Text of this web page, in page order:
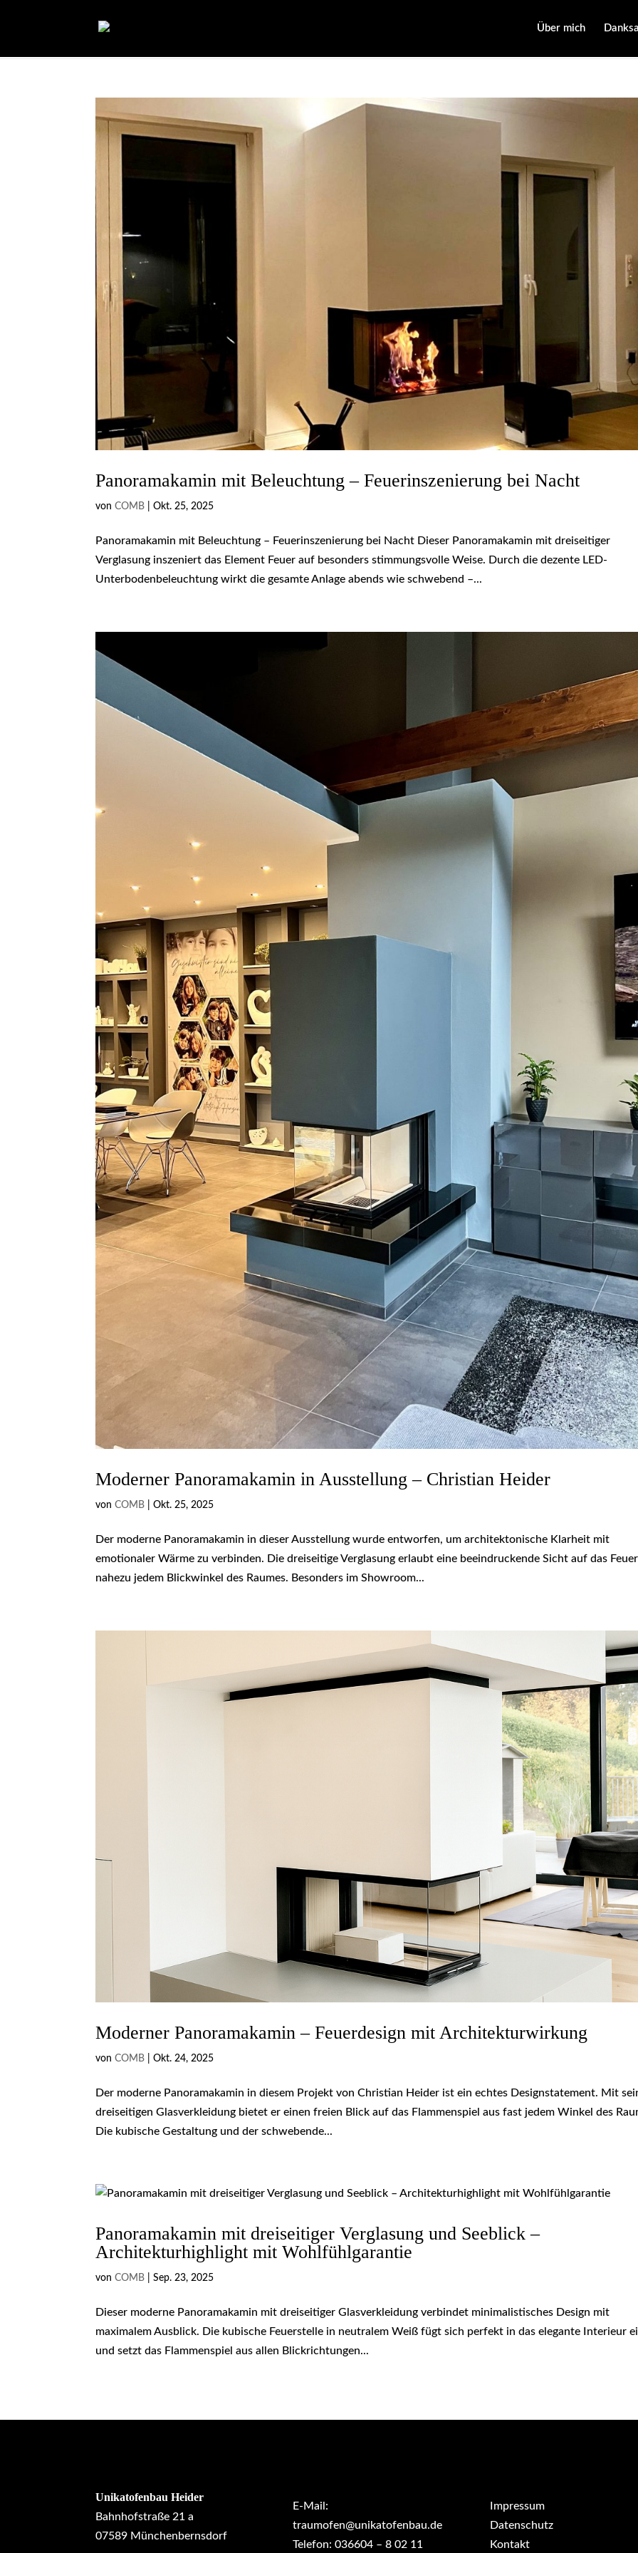
Über mich
Panoramakamin mit Beleuchtung – Feuerinszenierung bei Nacht
vonCOMB |Okt. 25, 2025
Panoramakamin mit Beleuchtung – Feuerinszenierung bei Nacht Dieser Panoramakamin mit dreiseitiger
Verglasung inszeniert das Element Feuer auf besonders stimmungsvolle Weise. Durch die dezente LED-
Unterbodenbeleuchtung wirkt die gesamte Anlage abends wie schwebend –...
Moderner Panoramakamin in Ausstellung – Christian Heider
vonCOMB |Okt. 25, 2025
Der moderne Panoramakamin in dieser Ausstellung wurde entworfen, um architektonische Klarheit mit
emotionaler Wärme zu verbinden. Die dreiseitige Verglasung erlaubt eine beeindruckende Sicht auf das
nahezu jedem Blickwinkel des Raumes. Besonders im Showroom...
Moderner Panoramakamin – Feuerdesign mit Architekturwirkung
vonCOMB |Okt. 24, 2025
Der moderne Panoramakamin in diesem Projekt von Christian Heider ist ein echtes Designstatement. Mit
dreiseitigen Glasverkleidung bietet er einen freien Blick auf das Flammenspiel aus fast jedem Winkel des
Die kubische Gestaltung und der schwebende...
Panoramakamin mit dreiseitiger Verglasung und Seeblick –
Architekturhighlight mit Wohlfühlgarantie
vonCOMB |Sep. 23, 2025
Dieser moderne Panoramakamin mit dreiseitiger Glasverkleidung verbindet minimalistisches Design mit
maximalem Ausblick. Die kubische Feuerstelle in neutralem Weiß fügt sich perfekt in das elegante Interieur
und setzt das Flammenspiel aus allen Blickrichtungen...
Unikatofenbau Heider
Bahnhofstraße 21 a
07589 Münchenbernsdorf
E-Mail:
traumofen@unikatofenbau.de
Telefon: 036604 – 8 02 11
Impressum
Datenschutz
Kontakt